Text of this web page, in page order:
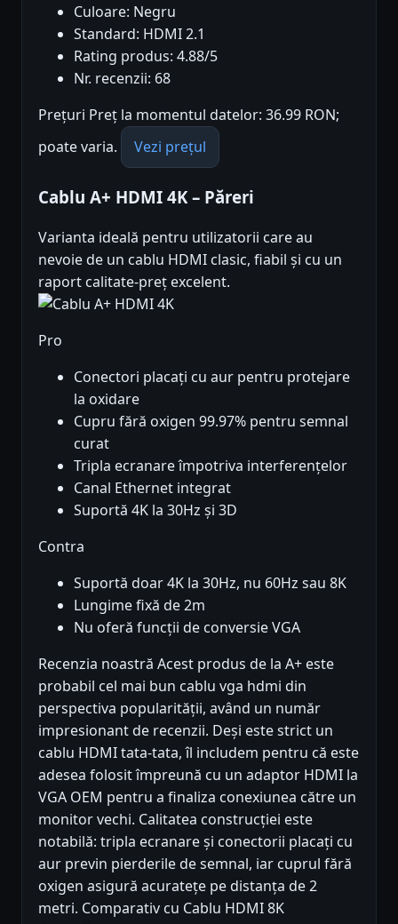
Culoare: Negru
Standard: HDMI 2.1
Rating produs: 4.88/5
Nr. recenzii: 68
Prețuri Preț la momentul datelor: 36.99 RON;
poate varia.
Vezi prețul
Cablu A+ HDMI 4K – Păreri
Varianta ideală pentru utilizatorii care au
nevoie de un cablu HDMI clasic, fiabil și cu un
raport calitate-preț excelent.
Pro
Conectori placați cu aur pentru protejare
la oxidare
Cupru fără oxigen 99.97% pentru semnal
curat
Tripla ecranare împotriva interferențelor
Canal Ethernet integrat
Suportă 4K la 30Hz și 3D
Contra
Suportă doar 4K la 30Hz, nu 60Hz sau 8K
Lungime fixă de 2m
Nu oferă funcții de conversie VGA
Recenzia noastră Acest produs de la A+ este
probabil cel mai bun cablu vga hdmi din
perspectiva popularității, având un număr
impresionant de recenzii. Deși este strict un
cablu HDMI tata-tata, îl includem pentru că este
adesea folosit împreună cu un adaptor HDMI la
VGA OEM pentru a finaliza conexiunea către un
monitor vechi. Calitatea construcției este
notabilă: tripla ecranare și conectorii placați cu
aur previn pierderile de semnal, iar cuprul fără
oxigen asigură acuratețe pe distanța de 2
metri. Comparativ cu Cablu HDMI 8K